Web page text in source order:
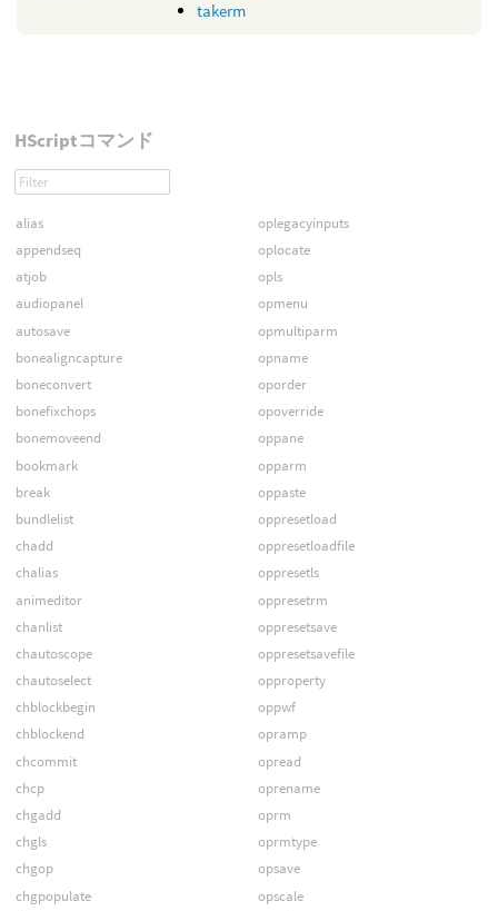
takerm
HScriptコマンド
alias
appendseq
atjob
audiopanel
autosave
bonealigncapture
boneconvert
bonefixchops
bonemoveend
bookmark
break
bundlelist
chadd
chalias
animeditor
chanlist
chautoscope
chautoselect
chblockbegin
chblockend
chcommit
chcp
chgadd
chgls
chgop
chgpopulate
oplegacyinputs
oplocate
opls
opmenu
opmultiparm
opname
oporder
opoverride
oppane
opparm
oppaste
oppresetload
oppresetloadfile
oppresetls
oppresetrm
oppresetsave
oppresetsavefile
opproperty
oppwf
opramp
opread
oprename
oprm
oprmtype
opsave
opscale